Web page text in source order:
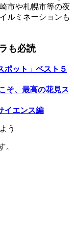
市や札幌市等の夜
ルミネーションも
も必読
ポット」ベスト５
そ、最高の花見ス
イエンス編
う
。